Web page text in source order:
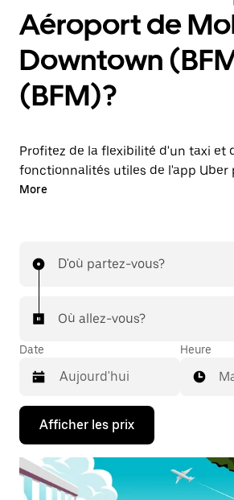
Aéroport de
Downtown
(BFM)?
Profitez de la flexibilité d'un taxi et
fonctionnalités utiles de l'app Uber
déplacer avec Uber au départ ou à
abordables à l'avance pour chaque
More
D'où partez-vous?
Où allez-vous?
Date
Appuyez
la
flèche
vers
Heure
Afficher les prix